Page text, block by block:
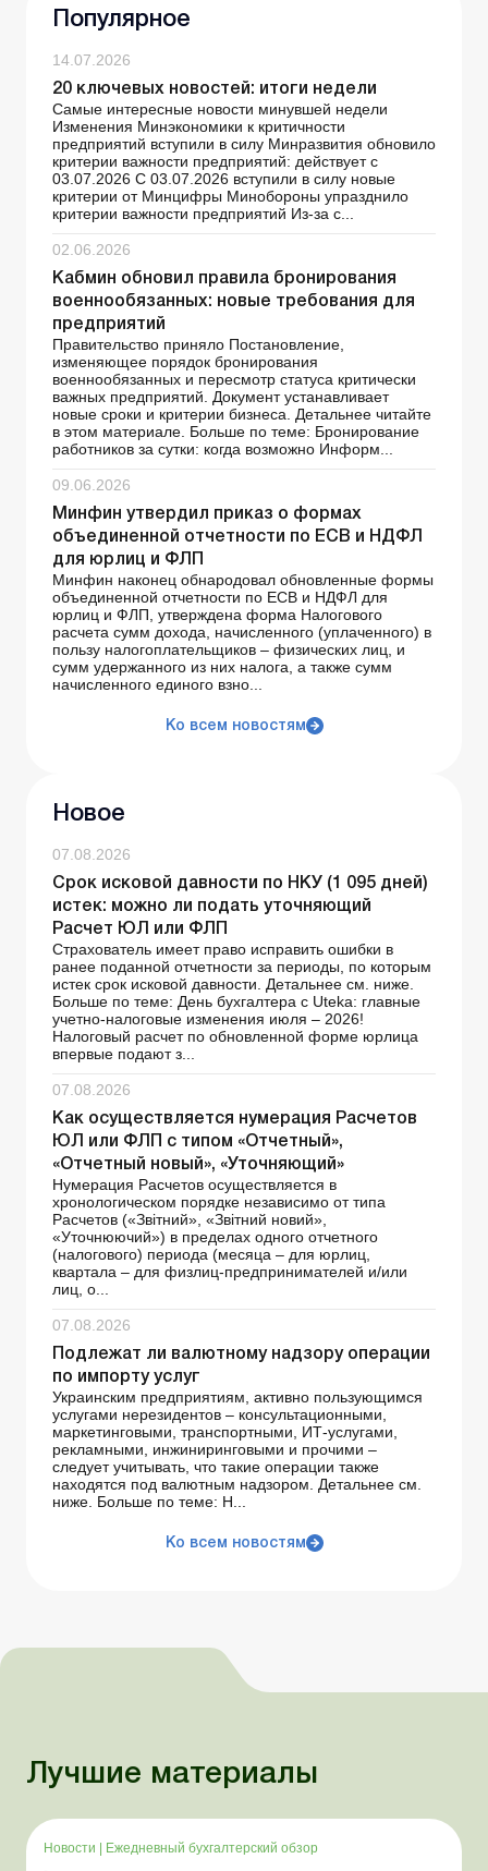
Популярное
14.07.2026
20 ключевых новостей: итоги недели
Самые интересные новости минувшей недели
Изменения Минэкономики к критичности
предприятий вступили в силу Минразвития обновило
критерии важности предприятий: действует с
03.07.2026 С 03.07.2026 вступили в силу новые
критерии от Минцифры Минобороны упразднило
критерии важности предприятий Из-за с...
02.06.2026
Кабмин обновил правила бронирования
военнообязанных: новые требования для
предприятий
Правительство приняло Постановление,
изменяющее порядок бронирования
военнообязанных и пересмотр статуса критически
важных предприятий. Документ устанавливает
новые сроки и критерии бизнеса. Детальнее читайте
в этом материале. Больше по теме: Бронирование
работников за сутки: когда возможно Информ...
09.06.2026
Минфин утвердил приказ о формах
объединенной отчетности по ЕСВ и НДФЛ
для юрлиц и ФЛП
Минфин наконец обнародовал обновленные формы
объединенной отчетности по ЕСВ и НДФЛ для
юрлиц и ФЛП, утверждена форма Налогового
расчета сумм дохода, начисленного (уплаченного) в
пользу налогоплательщиков – физических лиц, и
сумм удержанного из них налога, а также сумм
начисленного единого взно...
Ко всем новостям
Новое
07.08.2026
Срок исковой давности по НКУ (1 095 дней)
истек: можно ли подать уточняющий
Расчет ЮЛ или ФЛП
Страхователь имеет право исправить ошибки в
ранее поданной отчетности за периоды, по которым
истек срок исковой давности. Детальнее см. ниже.
Больше по теме: День бухгалтера с Uteka: главные
учетно-налоговые изменения июля – 2026!
Налоговый расчет по обновленной форме юрлица
впервые подают з...
07.08.2026
Как осуществляется нумерация Расчетов
ЮЛ или ФЛП с типом «Отчетный»,
«Отчетный новый», «Уточняющий»
Нумерация Расчетов осуществляется в
хронологическом порядке независимо от типа
Расчетов («Звітний», «Звітний новий»,
«Уточнюючий») в пределах одного отчетного
(налогового) периода (месяца – для юрлиц,
квартала – для физлиц-предпринимателей и/или
лиц, о...
07.08.2026
Подлежат ли валютному надзору операции
по импорту услуг
Украинским предприятиям, активно пользующимся
услугами нерезидентов – консультационными,
маркетинговыми, транспортными, ИТ-услугами,
рекламными, инжиниринговыми и прочими –
следует учитывать, что такие операции также
находятся под валютным надзором. Детальнее см.
ниже. Больше по теме: Н...
Ко всем новостям
Лучшие материалы
Новости Ежедневный бухгалтерский обзор